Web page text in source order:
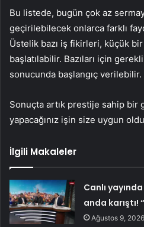
Bu listede, bugün çok az
geçirilebilecek onlarca farklı
Üstelik bazı iş fikirleri, küçük bir
başlatılabilir. Bazıları için
sonucunda başlangıç ​​verilebilir.
Sonuçta artık prestije sahip bir
yapacağınız işin size uygun
İlgili Makaleler
Canlı
anda karıştı!
Ağustos 9, 2026